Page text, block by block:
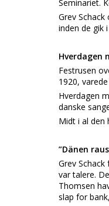
Seminariet.
Grev
inden de gik
Hverdagen
Festrusen
1920,
Hverdagen
danske
Midt i al den
”Dänen
Grev
var talere.
Thomsen
slap for